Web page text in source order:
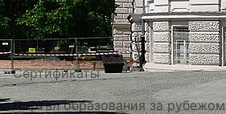
Наши проекты
Фото / Видео
Cертификаты
Портал образования за рубежом